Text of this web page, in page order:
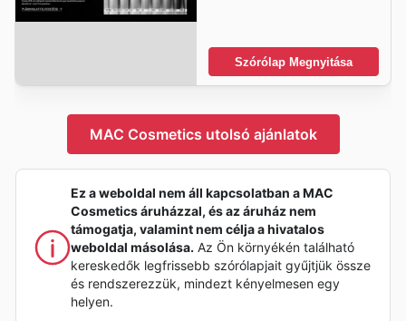
Szórólap Megnyitása
MAC Cosmetics utolsó ajánlatok
Ez a weboldal nem áll kapcsolatban a MAC
Cosmetics áruházzal, és az áruház nem
támogatja, valamint nem célja a hivatalos
weboldal másolása. Az Ön környékén található
kereskedők legfrissebb szórólapjait gyűjtjük össze
és rendszerezzük, mindezt kényelmesen egy
helyen.